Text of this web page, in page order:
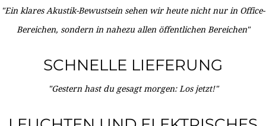
"Ein klares Akustik-Bewustsein sehen wir heute nicht nur in Office-
Bereichen, sondern in nahezu allen öffentlichen Bereichen"
SCHNELLE LIEFERUNG
"Gestern hast du gesagt morgen: Los jetzt!"